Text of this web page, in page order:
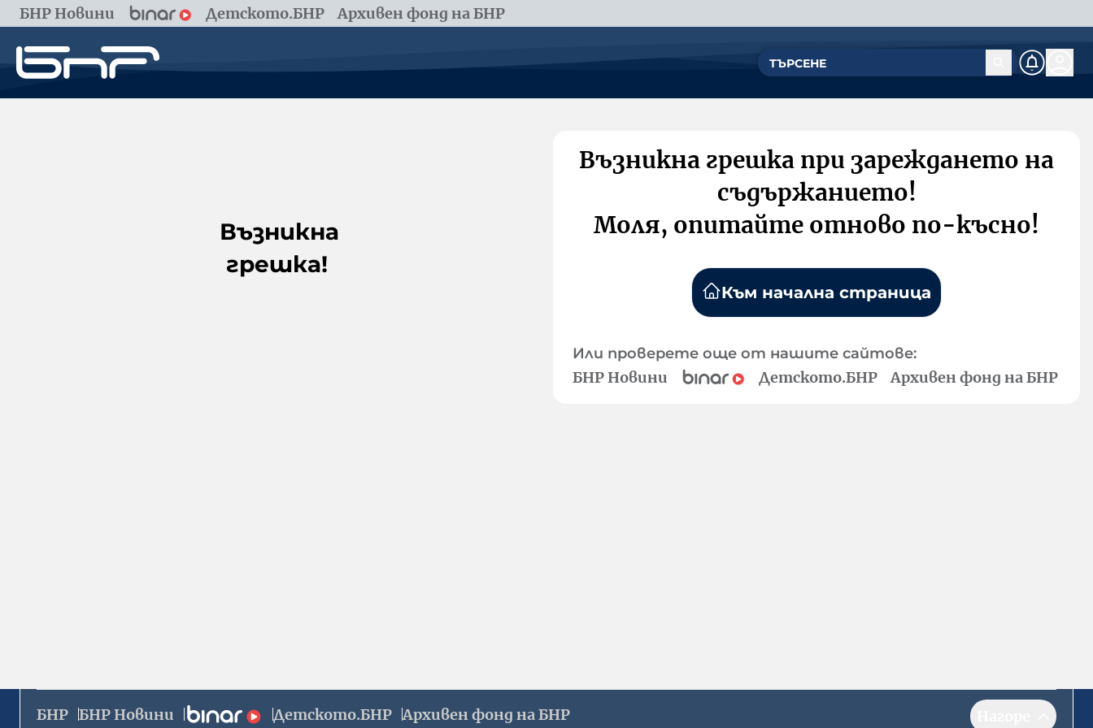
БНР Новини Детското.БНР Архивен фонд на БНР
Възникна
грешка!
Възникна грешка при зареждането на
съдържанието!
Моля, опитайте отново по-късно!
Към начална страница
Или проверете още от нашите сайтове:
БНР Новини Детското.БНР Архивен фонд на БНР
БНР БНР Новини Детското.БНР Архивен фонд на БНР